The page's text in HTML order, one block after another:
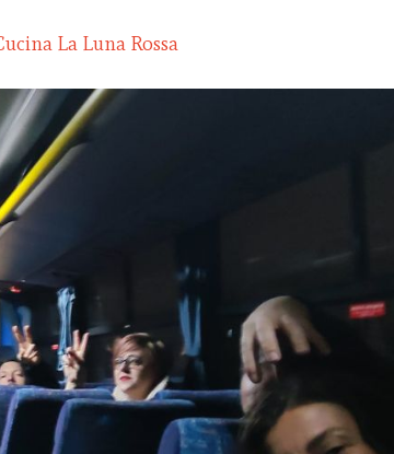
La Luna Rossa